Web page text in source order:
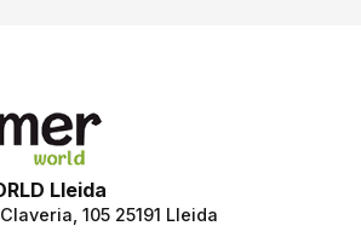
Lleida
105 25191 Lleida